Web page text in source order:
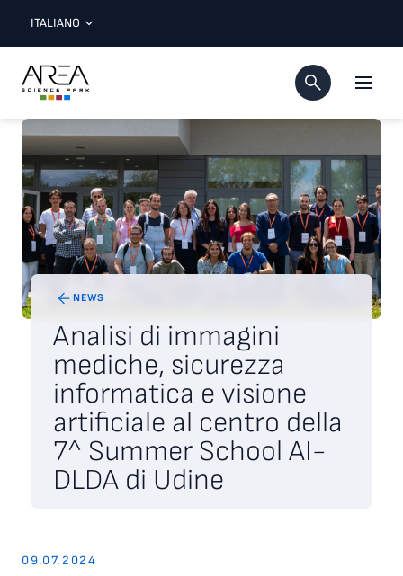
ITALIANO
NEWS
Analisi di immagini
mediche, sicurezza
informatica e visione
artificiale al centro della
7^ Summer School AI-
DLDA di Udine
09.07.2024